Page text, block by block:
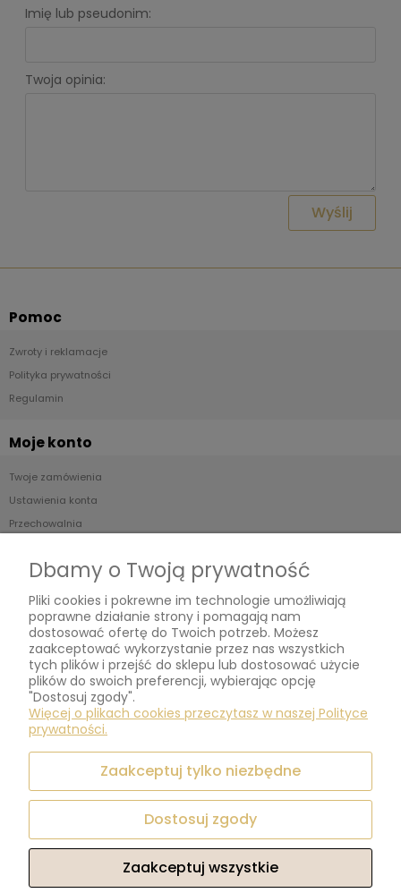
Imię lub pseudonim:
Twoja opinia:
Wyślij
Pomoc
Zwroty i reklamacje
Polityka prywatności
Regulamin
Moje konto
Twoje zamówienia
Ustawienia konta
Przechowalnia
Płatności i dostawa
Formy płatności
Czas realizacji zamówienia
Koszt wysyłki
Informacje
OFERTA HURTOWA/WSPÓŁPRACA: shop@bobilov.com
Kontakt i dane firmy
Dbamy o Twoją prywatność
Pliki cookies i pokrewne im technologie umożliwiają
poprawne działanie strony i pomagają nam
dostosować ofertę do Twoich potrzeb. Możesz
zaakceptować wykorzystanie przez nas wszystkich
tych plików i przejść do sklepu lub dostosować użycie
plików do swoich preferencji, wybierając opcję
"Dostosuj zgody".
Więcej o plikach cookies przeczytasz w naszej Polityce
prywatności.
Zaakceptuj tylko niezbędne
Dostosuj zgody
Zaakceptuj wszystkie